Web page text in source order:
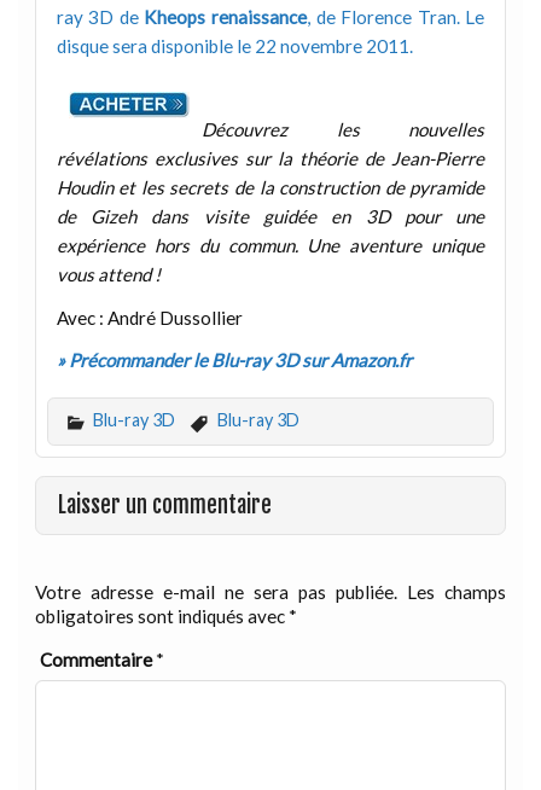
ray 3D de Kheops renaissance, de Florence Tran. Le
disque sera disponible le 22 novembre 2011.
Découvrez les nouvelles
révélations exclusives sur la théorie de Jean-Pierre
Houdin et les secrets de la construction de pyramide
de Gizeh dans visite guidée en 3D pour une
expérience hors du commun. Une aventure unique
vous attend !
Avec : André Dussollier
» Précommander le Blu-ray 3D sur Amazon.fr
Blu-ray 3D Blu-ray 3D
Laisser un commentaire
Votre adresse e-mail ne sera pas publiée. Les champs
obligatoires sont indiqués avec *
Commentaire*